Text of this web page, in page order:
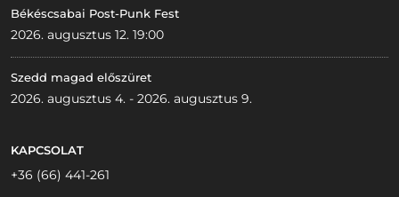
Békéscsabai Post-Punk Fest
2026. augusztus 12. 19:00
Szedd magad előszüret
2026. augusztus 4. - 2026. augusztus 9.
KAPCSOLAT
+36 (66) 441-261